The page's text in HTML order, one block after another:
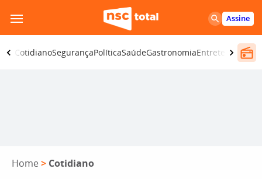
para
o
conteúdo
Assine
CotidianoSegurançaPolíticaSaúdeGastronomiaEntretenimento
Home > Cotidiano